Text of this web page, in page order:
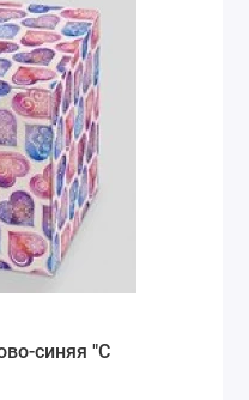
синяя "С